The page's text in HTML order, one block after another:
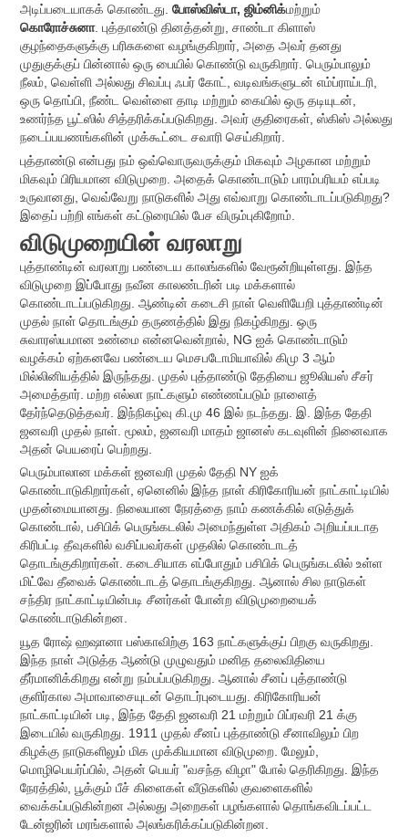
அடிப்படையாகக் கொண்டது. போஸ்விஸ்டா, ஜிம்னிக்மற்றும்
கொரோச்சுனா. புத்தாண்டு தினத்தன்று, சாண்டா கிளாஸ்
குழந்தைகளுக்கு பரிசுகளை வழங்குகிறார், அதை அவர் தனது
முதுகுக்குப் பின்னால் ஒரு பையில் கொண்டு வருகிறார். பெரும்பாலும்
நீலம், வெள்ளி அல்லது சிவப்பு ஃபர் கோட், வடிவங்களுடன் எம்ப்ராய்டரி,
ஒரு தொப்பி, நீண்ட வெள்ளை தாடி மற்றும் கையில் ஒரு தடியுடன்,
உணர்ந்த பூட்ஸில் சித்தரிக்கப்படுகிறது. அவர் குதிரைகள், ஸ்கிஸ் அல்லது
நடைப்பயணங்களின் முக்கூட்டை சவாரி செய்கிறார்.
புத்தாண்டு என்பது நம் ஒவ்வொருவருக்கும் மிகவும் அழகான மற்றும்
மிகவும் பிரியமான விடுமுறை. அதைக் கொண்டாடும் பாரம்பரியம் எப்படி
உருவானது, வெவ்வேறு நாடுகளில் அது எவ்வாறு கொண்டாடப்படுகிறது?
இதைப் பற்றி எங்கள் கட்டுரையில் பேச விரும்புகிறோம்.
விடுமுறையின் வரலாறு
புத்தாண்டின் வரலாறு பண்டைய காலங்களில் வேரூன்றியுள்ளது. இந்த
விடுமுறை இப்போது நவீன காலண்டரின் படி மக்களால்
கொண்டாடப்படுகிறது. ஆண்டின் கடைசி நாள் வெளியேறி புத்தாண்டின்
முதல் நாள் தொடங்கும் தருணத்தில் இது நிகழ்கிறது. ஒரு
சுவாரஸ்யமான உண்மை என்னவென்றால், NG ஐக் கொண்டாடும்
வழக்கம் ஏற்கனவே பண்டைய மெசபடோமியாவில் கிமு 3 ஆம்
மில்லினியத்தில் இருந்தது. முதல் புத்தாண்டு தேதியை ஜூலியஸ் சீசர்
அமைத்தார். மற்ற எல்லா நாட்களும் எண்ணப்படும் நாளைத்
தேர்ந்தெடுத்தவர். இந்நிகழ்வு கி.மு 46 இல் நடந்தது. இ. இந்த தேதி
ஜனவரி முதல் நாள். மூலம், ஜனவரி மாதம் ஜானஸ் கடவுளின் நினைவாக
அதன் பெயரைப் பெற்றது.
பெரும்பாலான மக்கள் ஜனவரி முதல் தேதி NY ஐக்
கொண்டாடுகிறார்கள், ஏனெனில் இந்த நாள் கிரிகோரியன் நாட்காட்டியில்
முதன்மையானது. நிலையான நேரத்தை நாம் கணக்கில் எடுத்துக்
கொண்டால், பசிபிக் பெருங்கடலில் அமைந்துள்ள அதிகம் அறியப்படாத
கிரிபட்டி தீவுகளில் வசிப்பவர்கள் முதலில் கொண்டாடத்
தொடங்குகிறார்கள். கடைசியாக எப்போதும் பசிபிக் பெருங்கடலில் உள்ள
மிட்வே தீவைக் கொண்டாடத் தொடங்குகிறது. ஆனால் சில நாடுகள்
சந்திர நாட்காட்டியின்படி சீனர்கள் போன்ற விடுமுறையைக்
கொண்டாடுகின்றன.
யூத ரோஷ் ஹஷானா பஸ்காவிற்கு 163 நாட்களுக்குப் பிறகு வருகிறது.
இந்த நாள் அடுத்த ஆண்டு முழுவதும் மனித தலைவிதியை
தீர்மானிக்கிறது என்று நம்பப்படுகிறது. ஆனால் சீனப் புத்தாண்டு
குளிர்கால அமாவாசையுடன் தொடர்புடையது. கிரிகோரியன்
நாட்காட்டியின் படி, இந்த தேதி ஜனவரி 21 மற்றும் பிப்ரவரி 21 க்கு
இடையில் வருகிறது. 1911 முதல் சீனப் புத்தாண்டு சீனாவிலும் பிற
கிழக்கு நாடுகளிலும் மிக முக்கியமான விடுமுறை. மேலும்,
மொழிபெயர்ப்பில், அதன் பெயர் "வசந்த விழா" போல் தெரிகிறது. இந்த
நேரத்தில், பூக்கும் பீச் கிளைகள் வீடுகளில் குவளைகளில்
வைக்கப்படுகின்றன அல்லது அறைகள் பழங்களால் தொங்கவிடப்பட்ட
டேன்ஜரின் மரங்களால் அலங்கரிக்கப்படுகின்றன.